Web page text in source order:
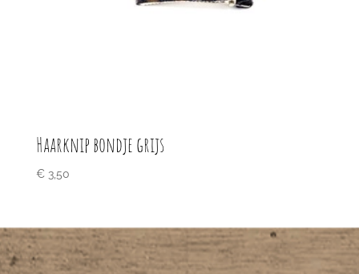
Haarknip bondje grijs
€3,50